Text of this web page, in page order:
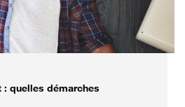
: quelles démarches